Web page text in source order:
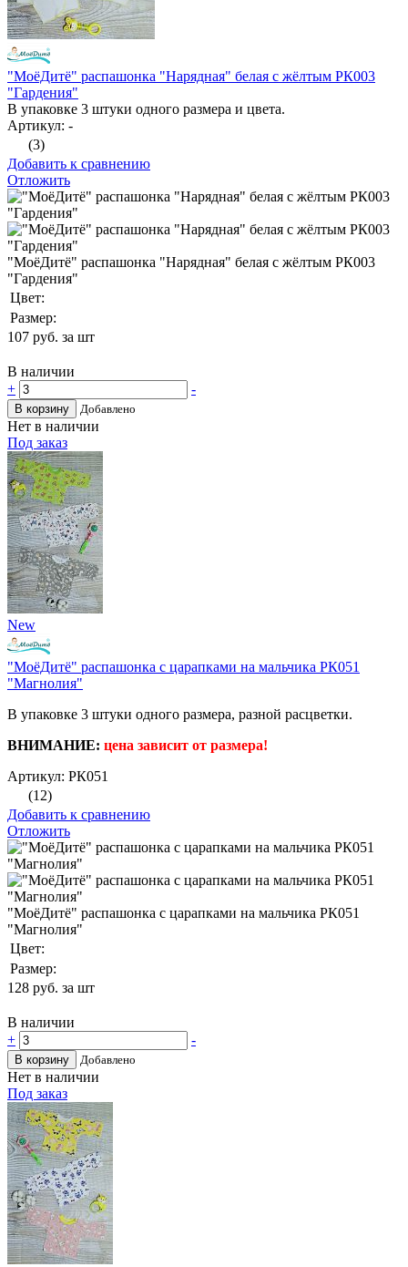
"МоёДитё" распашонка "Нарядная" белая с жёлтым РК003
"Гардения"
В упаковке 3 штуки одного размера и цвета.
Артикул: -
(3)
Добавить к сравнению
Отложить
"МоёДитё" распашонка "Нарядная" белая с жёлтым РК003
"Гардения"
Цвет:
Размер:
107 руб. за шт
В наличии
+
-
В корзину Добавлено
Нет в наличии
Под заказ
New
"МоёДитё" распашонка с царапками на мальчика РК051
"Магнолия"
В упаковке 3 штуки одного размера, разной расцветки.
ВНИМАНИЕ: цена зависит от размера!
Артикул: РК051
(12)
Добавить к сравнению
Отложить
"МоёДитё" распашонка с царапками на мальчика РК051
"Магнолия"
Цвет:
Размер:
128 руб. за шт
В наличии
+
-
В корзину Добавлено
Нет в наличии
Под заказ